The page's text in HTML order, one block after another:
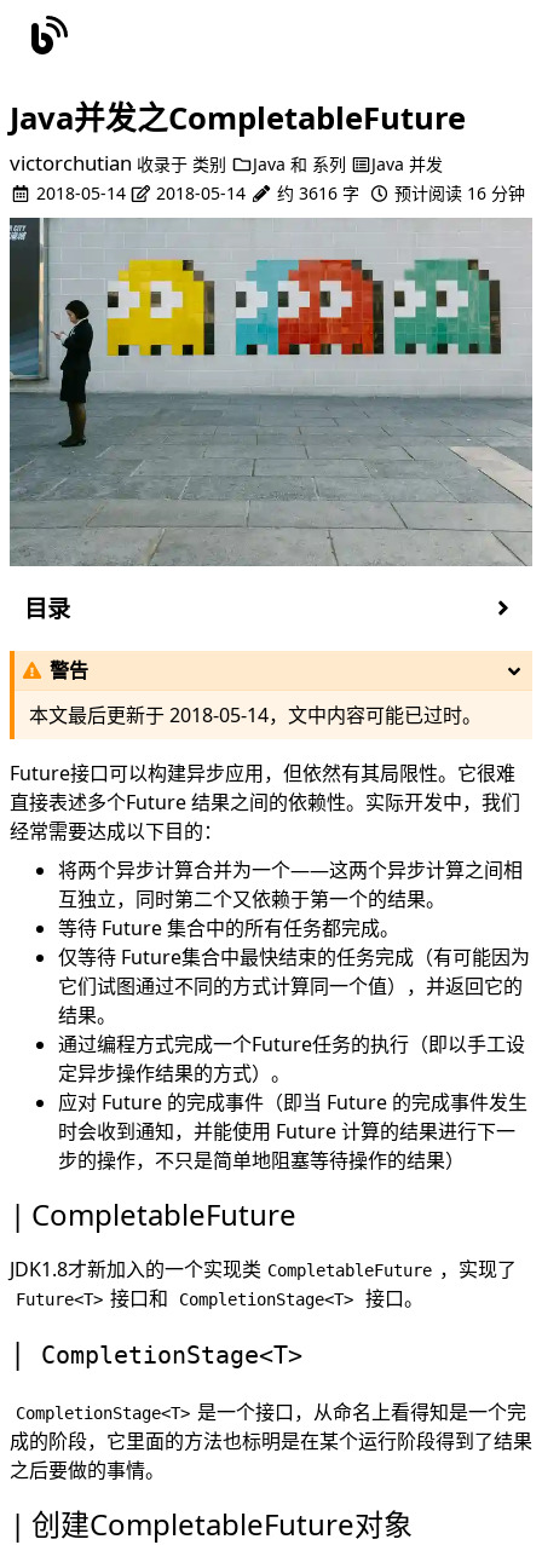
Java并发之CompletableFuture
victorchutian 收录于 类别 Java 和 系列
Java 并发
2018-05-14
2018-05-14 约 3616 字 预计阅读 16 分钟
目录
CompletableFuture
CompletionStage<T>
创建CompletableFuture对象
API
变换
消费
对上一步的计算结果不关心，执行下一个操作
结合两个CompletionStage的结果，进行转化后返
回
结合两个CompletionStage的结果，进行消耗
在两个CompletionStage都运行完执行
两个CompletionStage，谁计算的快，我就用那个
CompletionStage的结果进行下一步的转化操作
两个CompletionStage，谁计算的快，我就用那个
CompletionStage的结果进行下一步的消耗操作
两个CompletionStage，任何一个完成了都会执行
下一步的操作（Runnable）
当运行时出现了异常，可以通过exceptionally进行
补偿
当运行完成时，对结果的记录
运行完成时，对结果的处理。
CompletableFuture 自带多任务组合方法allOf和
anyOf
警告
本文最后更新于2018-05-14，文中内容可能已过时。
Future接口可以构建异步应用，但依然有其局限性。它很难
直接表述多个Future 结果之间的依赖性。实际开发中，我们
经常需要达成以下目的：
将两个异步计算合并为一个——这两个异步计算之间相
互独立，同时第二个又依赖于第一个的结果。
等待 Future 集合中的所有任务都完成。
仅等待 Future集合中最快结束的任务完成（有可能因为
它们试图通过不同的方式计算同一个值），并返回它的
结果。
通过编程方式完成一个Future任务的执行（即以手工设
定异步操作结果的方式）。
应对 Future 的完成事件（即当 Future 的完成事件发生
时会收到通知，并能使用 Future 计算的结果进行下一
步的操作，不只是简单地阻塞等待操作的结果）
CompletableFuture
JDK1.8才新加入的一个实现类 CompletableFuture ，实现了
Future<T> 接口和 CompletionStage<T> 接口。
CompletionStage<T>
CompletionStage<T> 是一个接口，从命名上看得知是一个完
成的阶段，它里面的方法也标明是在某个运行阶段得到了结果
之后要做的事情。
创建CompletableFuture对象